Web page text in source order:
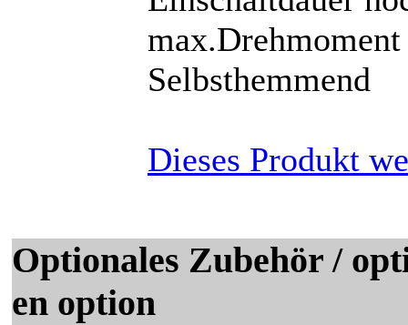
Selbsthemmend
Dieses Produkt
Optionales Zubehör /
en option